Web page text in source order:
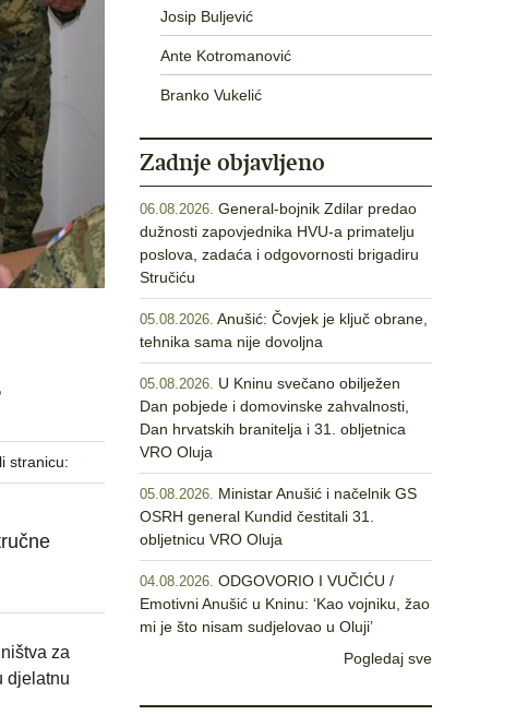
stranicu:
za
djelatnu
Josip Buljević
Ante Kotromanović
Branko Vukelić
Zadnje objavljeno
06.08.2026. General-bojnik Zdilar predao
dužnosti zapovjednika HVU-a primatelju
poslova, zadaća i odgovornosti brigadiru
Stručiću
05.08.2026. Anušić: Čovjek je ključ obrane,
tehnika sama nije dovoljna
05.08.2026. U Kninu svečano obilježen
Dan pobjede i domovinske zahvalnosti,
Dan hrvatskih branitelja i 31. obljetnica
VRO Oluja
05.08.2026. Ministar Anušić i načelnik GS
OSRH general Kundid čestitali 31.
obljetnicu VRO Oluja
04.08.2026. ODGOVORIO I VUČIĆU /
Emotivni Anušić u Kninu: ‘Kao vojniku, žao
mi je što nisam sudjelovao u Oluji’
Pogledaj sve